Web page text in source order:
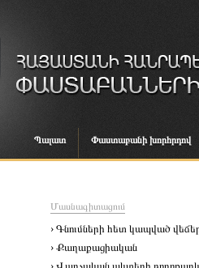
Պալատ Փաստաբանի խորհրդով
Մասնագիտացում
› Գնումների հետ կապված
› Քաղաքացիական